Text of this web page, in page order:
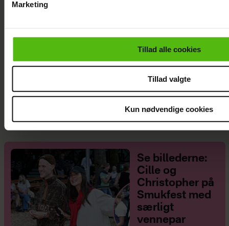
cookiepolitik.
Marketing
Tillad alle cookies
Tillad valgte
Kun nødvendige cookies
Janni Ree afsted for første gang: Jeg er
nervøs!
Se billederne:
Cille og
Christopher på
Smukfest med
særligt
vennepar